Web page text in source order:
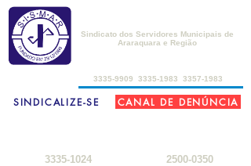
3335-9909
3335-1983 3357-1983
3335-1024
Sindicato dos Servidores Municipais de
Araraquara e Região
SINDICALIZE-SE
2500-0350
CANAL DE DENÚNCIA